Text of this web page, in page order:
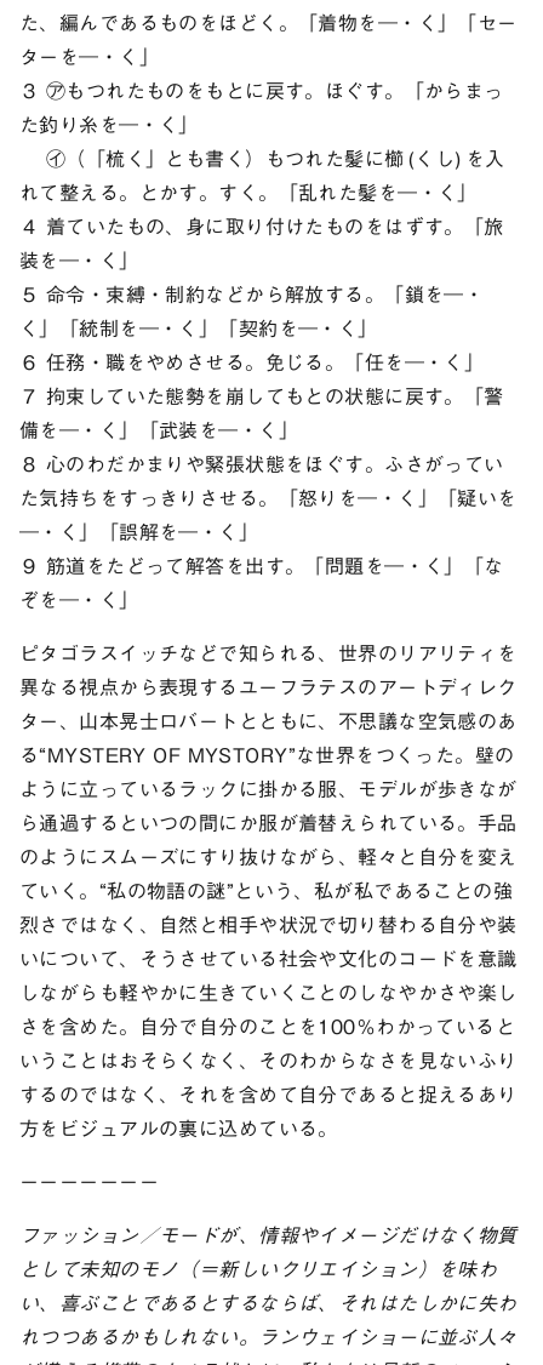
た、編んであるものをほどく。「着物を―・く」「セー
ターを―・く」
３ ㋐もつれたものをもとに戻す。ほぐす。「からまっ
た釣り糸を―・く」
㋑（「梳く」とも書く）もつれた髪に櫛 (くし) を入
れて整える。とかす。すく。「乱れた髪を―・く」
４ 着ていたもの、身に取り付けたものをはずす。「旅
装を―・く」
５ 命令・束縛・制約などから解放する。「鎖を―・
く」「統制を―・く」「契約を―・く」
６ 任務・職をやめさせる。免じる。「任を―・く」
７ 拘束していた態勢を崩してもとの状態に戻す。「警
備を―・く」「武装を―・く」
８ 心のわだかまりや緊張状態をほぐす。ふさがってい
た気持ちをすっきりさせる。「怒りを―・く」「疑いを
―・く」「誤解を―・く」
９ 筋道をたどって解答を出す。「問題を―・く」「な
ぞを―・く」
ピタゴラスイッチなどで知られる、世界のリアリティを
異なる視点から表現するユーフラテスのアートディレク
ター、山本晃士ロバートとともに、不思議な空気感のあ
る“MYSTERY OF MYSTORY”な世界をつくった。壁の
ように立っているラックに掛かる服、モデルが歩きなが
ら通過するといつの間にか服が着替えられている。手品
のようにスムーズにすり抜けながら、軽々と自分を変え
ていく。“私の物語の謎”という、私が私であることの強
烈さではなく、自然と相手や状況で切り替わる自分や装
いについて、そうさせている社会や文化のコードを意識
しながらも軽やかに生きていくことのしなやかさや楽し
さを含めた。自分で自分のことを100％わかっていると
いうことはおそらくなく、そのわからなさを見ないふり
するのではなく、それを含めて自分であると捉えるあり
方をビジュアルの裏に込めている。
ーーーーーーー
ファッション／モードが、情報やイメージだけなく物質
として未知のモノ（＝新しいクリエイション）を味わ
い、喜ぶことであるとするならば、それはたしかに失わ
れつつあるかもしれない。ランウェイショーに並ぶ人々